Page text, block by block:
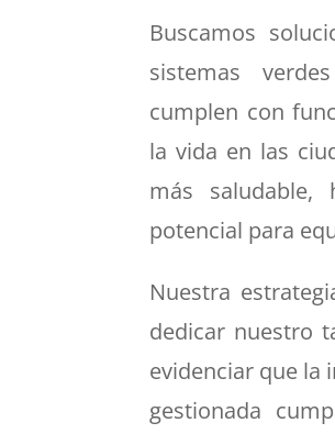
Buscamos
sistemas
cumplen con
la vida en las
más
potencial para
Nuestra
dedicar nuestro
evidenciar que la
gestionada